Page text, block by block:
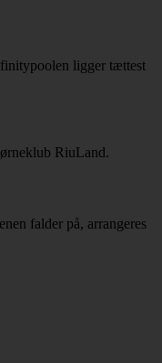
ligger tættest
RiuLand.
falder på, arrangeres